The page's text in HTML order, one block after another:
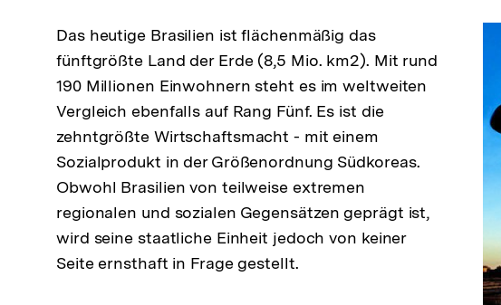
Das heutige Brasilien ist flächenmäßig das
fünftgrößte Land der Erde (8,5 Mio. km2). Mit rund
190 Millionen Einwohnern steht es im weltweiten
Vergleich ebenfalls auf Rang Fünf. Es ist die
zehntgrößte Wirtschaftsmacht - mit einem
Sozialprodukt in der Größenordnung Südkoreas.
Obwohl Brasilien von teilweise extremen
regionalen und sozialen Gegensätzen geprägt ist,
wird seine staatliche Einheit jedoch von keiner
Seite ernsthaft in Frage gestellt.